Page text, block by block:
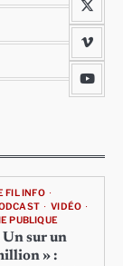
FIL INFO
VIDÉO
PUBLIQUE
Un sur un
» :